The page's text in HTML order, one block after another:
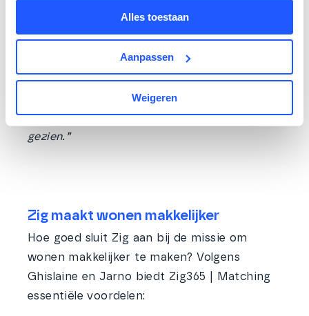
Alles toestaan
Aanpassen
Weigeren
Jarno:“Maak duidelijke afspraken over wie
wat test en hoe je voorkomt dat cruciale
functionaliteiten over het hoofd worden
gezien.”
Zig maakt wonen makkelijker
Hoe goed sluit Zig aan bij de missie om
wonen makkelijker te maken? Volgens
Ghislaine en Jarno biedt Zig365 | Matching
essentiële voordelen: